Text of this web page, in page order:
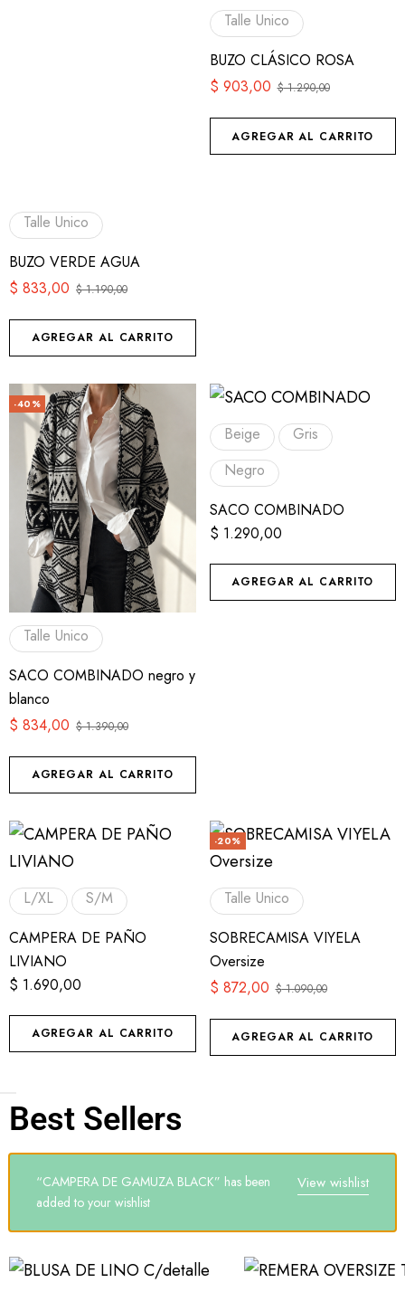
Talle Unico
BUZO VERDE AGUA
$1.190,00
$ 833,00
AGREGAR AL CARRITO
Talle Unico
BUZO CLÁSICO ROSA
$1.290,00
$ 903,00
AGREGAR AL CARRITO
-40%
Talle Unico
SACO COMBINADO negro y
blanco
$1.390,00
$ 834,00
AGREGAR AL CARRITO
Beige
Gris
Negro
SACO COMBINADO
$ 1.290,00
AGREGAR AL CARRITO
L/XL
S/M
CAMPERA DE PAÑO
LIVIANO
$ 1.690,00
AGREGAR AL CARRITO
-20%
Talle Unico
SOBRECAMISA VIYELA
Oversize
$1.090,00
$ 872,00
AGREGAR AL CARRITO
Best Sellers
View wishlist
“CAMPERA DE GAMUZA BLACK” has been
added to your wishlist